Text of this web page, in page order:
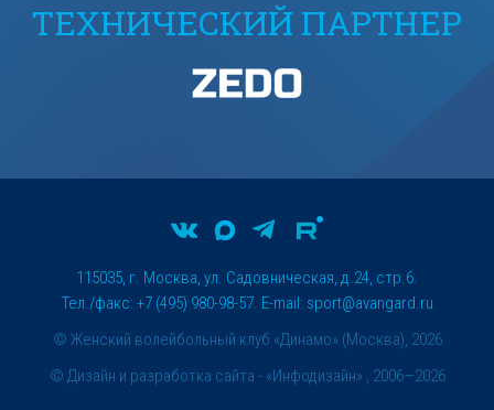
ТЕХНИЧЕСКИЙ ПАРТНЕР
© Женский волейбольный клуб «Динамо» (Москва), 2026
115035, г. Москва, ул. Садовническая, д.24, стр.6.
Тел./факс: +7 (495) 980-98-57. E-mail: sport@avangard.ru
© Дизайн и разработка сайта - «Инфодизайн» , 2006—2026